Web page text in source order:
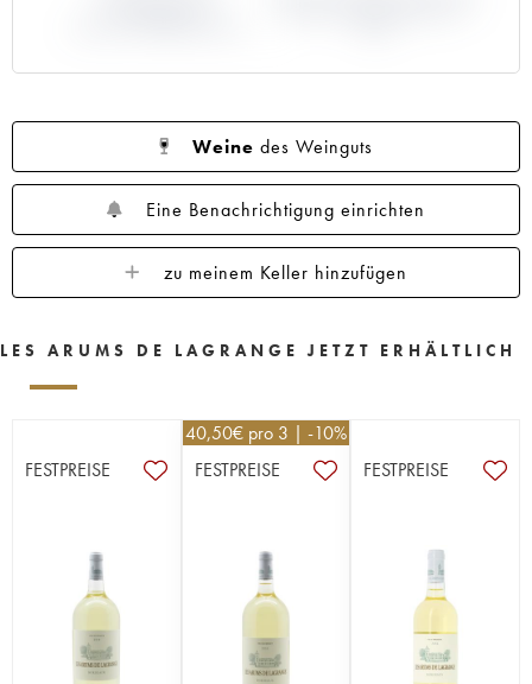
Weine des Weinguts
Eine Benachrichtigung einrichten
zu meinem Keller hinzufügen
LES ARUMS DE LAGRANGE JETZT ERHÄLTLICH
FESTPREISE
40,50€ pro 3 | -10%
FESTPREISE
FESTPREISE